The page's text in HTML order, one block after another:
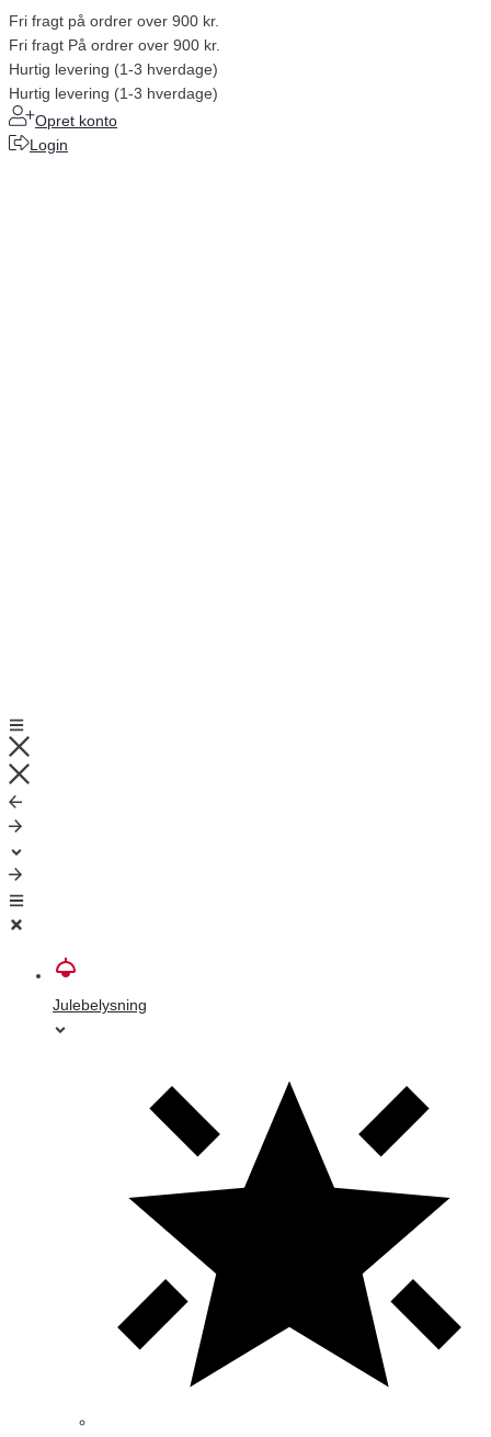
Fri fragt på ordrer over 900 kr.
Fri fragt På ordrer over 900 kr.
Hurtig levering (1-3 hverdage)
Hurtig levering (1-3 hverdage)
Opret konto
Login
Julebelysning